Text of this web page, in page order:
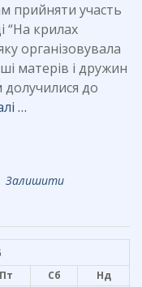
прийняти участь
“На крилах
організовувала
матерів і дружин
долучилися до
…
Залишити
Пт Сб Нд